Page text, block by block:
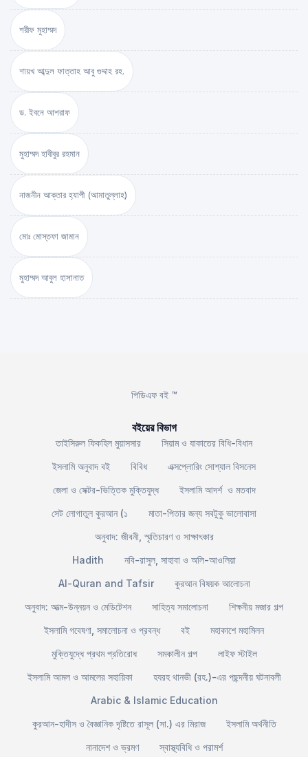
শরীফ মুহাম্মদ
শায়খ আব্দুল ফাত্তাহ আবু গুদ্দাহ রহ.
ড. ইবনে আশরাফ
মুহাম্মদ হাবীবুর রহমান
নাজনীন আক্তার হ্যাপী (আমাতুল্লাহ)
মোঃ মোস্তফা জামান
মুহাম্মদ আবুল হাসানাত
পিডিএফ বই ™
বইয়ের বিভাগ
তাইসিরুল ফিকহিল মুয়াসসার
সিয়াম ও যাকাতের বিধি-বিধান
ইসলামি অনুবাদ বই
বিবিধ
এক্সপ্লোরিং সোশ্যাল বিসনেস
জেলা ও সেক্টর-ভিত্তিক মুক্তিযুদ্ধ
ইসলামি আদর্শ ও মতবাদ
সেট লোগাতুল কুরআন (১
মাতা-পিতার জন্য সবটুকু ভালোবাসা
অনুবাদ: জীবনী, স্মৃতিচারণ ও সাক্ষাৎকার
Hadith
নবি-রাসুল, সাহাবা ও অলি-আওলিয়া
Al-Quran and Tafsir
কুরআন বিষয়ক আলোচনা
অনুবাদ: আত্ম-উন্নয়ন ও মেডিটেশন
সাহিত্য সমালোচনা
শিক্ষনীয় মজার গল্প
ইসলামি গবেষণা, সমালোচনা ও প্রবন্ধ
বই
মহাকাশে মহামিলন
মুক্তিযুদ্ধে প্রথম প্রতিরোধ
সমকালীন গল্প
লাইফ স্টাইল
ইসলামি আমল ও আমলের সহায়িকা
হযরহ থানভী (রহ.)-এর পছন্দনীয় ঘটনাবলী
Arabic & Islamic Education
কুরআন-হাদীস ও বৈজ্ঞানিক দৃষ্টিতে রাসূল (সা.) এর মিরাজ
ইসলামি অর্থনীতি
নানাদেশ ও ভ্রমণ
স্বাস্থ্যবিধি ও পরামর্শ